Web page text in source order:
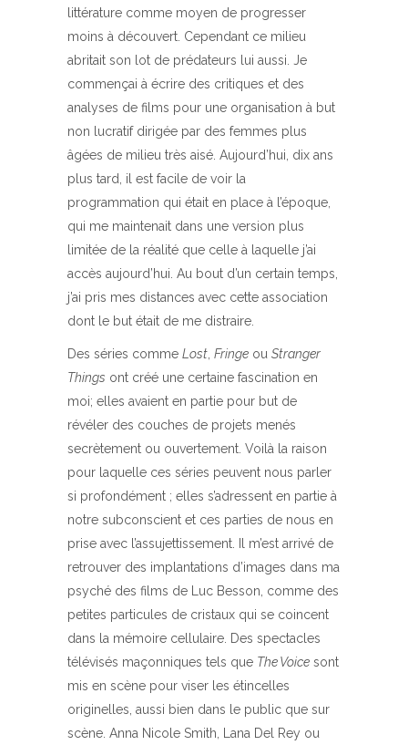
littérature comme moyen de progresser
moins à découvert. Cependant ce milieu
abritait son lot de prédateurs lui aussi. Je
commençai à écrire des critiques et des
analyses de films pour une organisation à but
non lucratif dirigée par des femmes plus
âgées de milieu très aisé. Aujourd’hui, dix ans
plus tard, il est facile de voir la
programmation qui était en place à l’époque,
qui me maintenait dans une version plus
limitée de la réalité que celle à laquelle j’ai
accès aujourd’hui. Au bout d’un certain temps,
j’ai pris mes distances avec cette association
dont le but était de me distraire.
Des séries comme Lost Fringe ou Stranger
Things ont créé une certaine fascination en
moi; elles avaient en partie pour but de
révéler des couches de projets menés
secrètement ou ouvertement. Voilà la raison
pour laquelle ces séries peuvent nous parler
si profondément ; elles s’adressent en partie à
notre subconscient et ces parties de nous en
prise avec l’assujettissement. Il m’est arrivé de
retrouver des implantations d’images dans ma
psyché des films de Luc Besson, comme des
petites particules de cristaux qui se coincent
dans la mémoire cellulaire. Des spectacles
télévisés maçonniques tels que The Voice sont
mis en scène pour viser les étincelles
originelles, aussi bien dans le public que sur
scène. Anna Nicole Smith, Lana Del Rey ou